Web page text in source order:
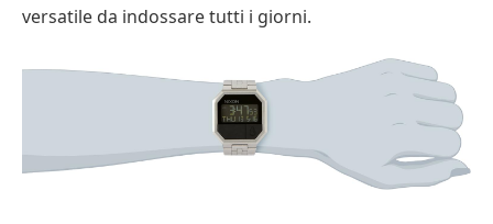
versatile da indossare tutti i giorni.